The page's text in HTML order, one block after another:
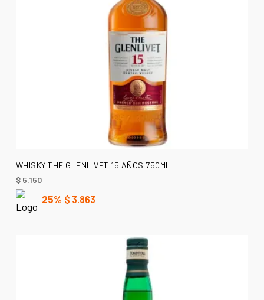
LEER MÁS
WHISKY THE GLENLIVET 15 AÑOS 750ML
$5.150
25% $ 3.863